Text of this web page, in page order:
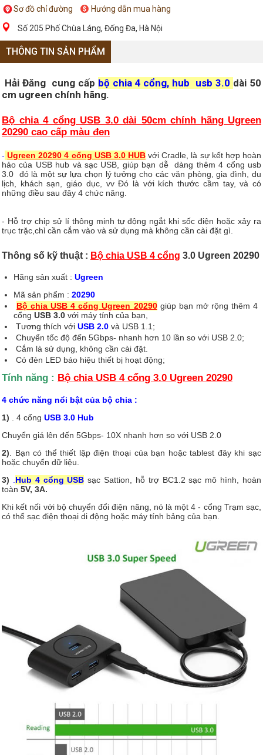
Sơ đồ chỉ đường Hướng dẫn mua hàng
Số 205 Phố Chùa Láng, Đống Đa, Hà Nội
THÔNG TIN SẢN PHẨM
Hải Đăng cung cấp bộ chia 4 cổng, hub usb 3.0 dài 50
cm ugreen chính hãng.
Bộ chia 4 cổng USB 3.0 dài 50cm chính hãng Ugreen
20290 cao cấp màu đen
- Ugreen 20290 4 cổng USB 3.0 HUB với Cradle, là sự kết hợp hoàn
hảo của USB hub và sạc USB, giúp bạn dễ dàng thêm 4 cổng usb
3.0 đó là một sự lựa chọn lý tưởng cho các văn phòng, gia đình, du
lịch, khách sạn, giáo dục, vv Đó là với kích thước cầm tay, và có
những điều sau đây 4 chức năng.
- Hỗ trợ chip sử lí thông minh tự động ngắt khi sốc điện hoặc xảy ra
trục trặc,chỉ cần cắm vào và sử dụng mà không cần cài đặt gì.
Thông số kỹ thuật : Bộ chia USB 4 cổng 3.0 Ugreen 20290
Hãng sản xuất : Ugreen
Mã sản phẩm : 20290
Bộ chia USB 4 cổng Ugreen 20290giúp bạn mở rộng thêm 4
cổng USB 3.0 với máy tính của bạn,
Tương thích với USB 2.0 và USB 1.1;
Chuyển tốc độ đến 5Gbps- nhanh hơn 10 lần so với USB 2.0;
Cắm là sử dụng, không cần cài đặt.
Có đèn LED báo hiệu thiết bị hoạt động;
Tính năng : Bộ chia USB 4 cổng 3.0 Ugreen 20290
4 chức năng nổi bật của bộ chia :
1)
. 4 cổng USB 3.0 Hub
Chuyển giá lên đến 5Gbps- 10X nhanh hơn so với USB 2.0
2) . Bạn có thể thiết lập điện thoại của bạn hoặc tablest đây khi sạc
hoặc chuyển dữ liệu.
3)
Hub 4 cổng USB sạc Sattion, hỗ trợ BC1.2 sạc mô hình, hoàn
toàn 5V, 3A.
Khi kết nối với bộ chuyển đổi điện năng, nó là một 4 - cổng Trạm sạc,
có thể sạc điện thoại di động hoặc máy tính bảng của bạn.